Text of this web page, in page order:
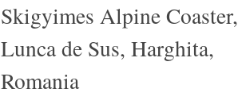
Skigyimes Alpine Coaster,
Lunca de Sus, Harghita,
Romania